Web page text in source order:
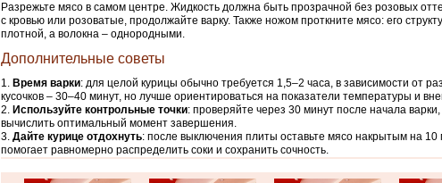
Разрежьте мясо в самом центре. Жидкость должна быть прозрачной без розовых
с кровью или розоватые, продолжайте варку. Также ножом проткните мясо: его
плотной, а волокна – однородными.
Дополнительные советы
Время варки: для целой курицы обычно требуется 1,5–2 часа, в зависимости от
кусочков – 30–40 минут, но лучше ориентироваться на показатели температуры и
Используйте контрольные точки: проверяйте через 30 минут после начала
вычислить оптимальный момент завершения.
Дайте курице отдохнуть: после выключения плиты оставьте мясо накрытым на 10
помогает равномерно распределить соки и сохранить сочность.